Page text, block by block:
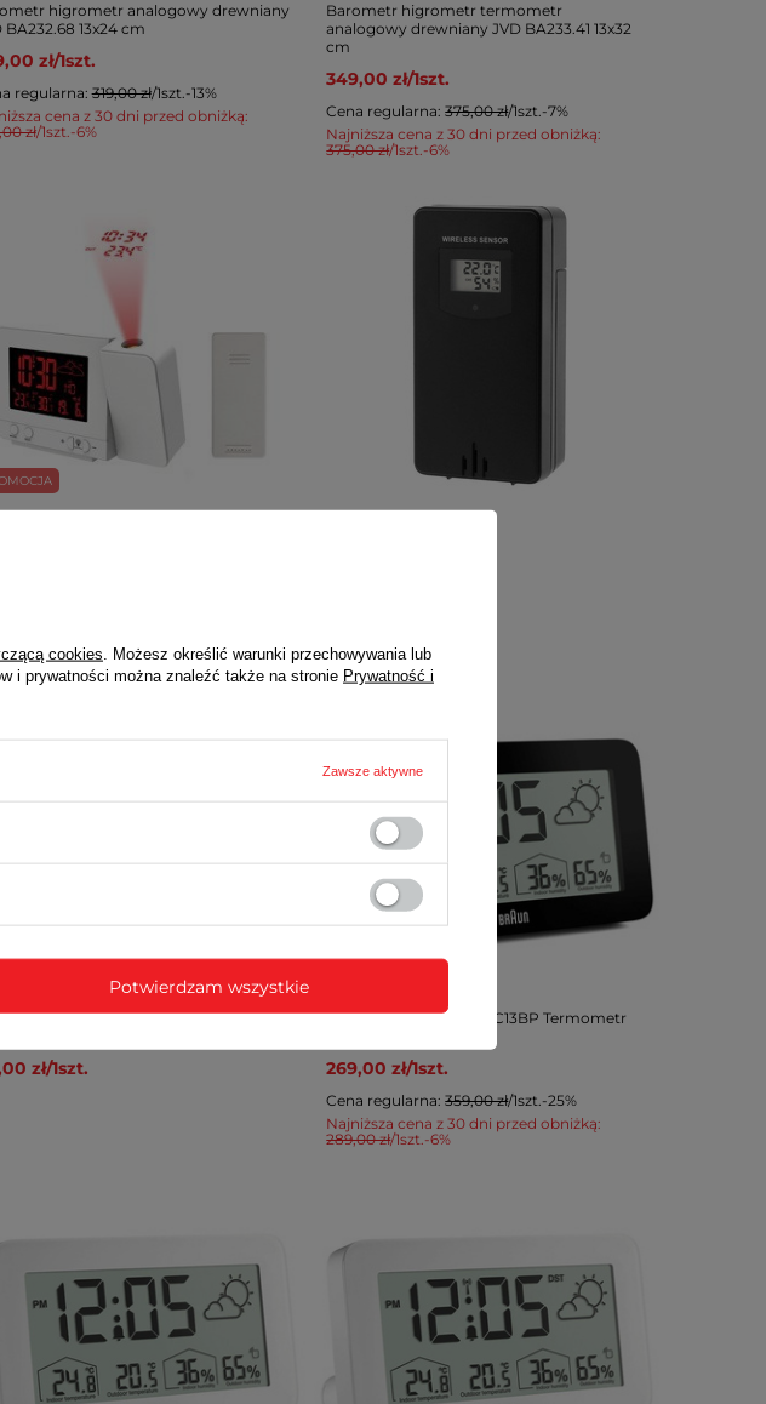
higrometr analogowy drewniany
BA232.68 13x24 cm
cena z 30 dni przed obniżką:
regularna:319,00 zł/1szt. -13%
Barometr higrometr termometr
analogowy drewniany JVD BA233.41 13x32
cm
349,00 zł/1szt.
Najniższa cena z 30 dni przed obniżką:
375,00 zł/1szt.-6%
Cena regularna:375,00 zł/1szt.-7%
zł
-7%
do SN2002
zł/1szt.
Stacja pogody Braun BC13BP Termometr
269,00 zł/1szt.
Najniższa cena z 30 dni przed obniżką:
289,00 zł/1szt.-6%
Cena regularna:359,00 zł/1szt.-25%
cookies . Możesz określić warunki przechowywania lub
i prywatności można znaleźć także na stronie Prywatność i
Zawsze aktywne
Potwierdzam wszystkie